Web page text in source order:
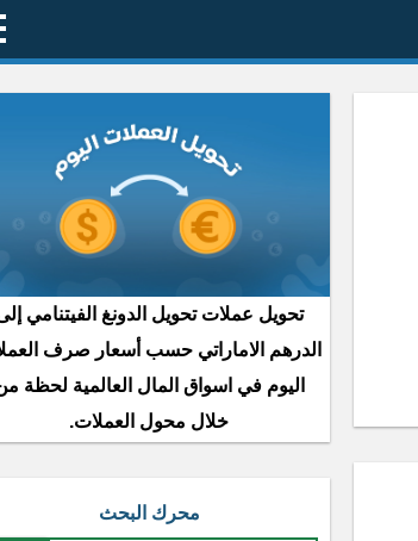
تحويل عملات تحويل الدونغ الفيتنامي
الدرهم الاماراتي حسب أسعار صرف
اليوم في اسواق المال العالمية لحظة
خلال محول العملات.
محرك البحث